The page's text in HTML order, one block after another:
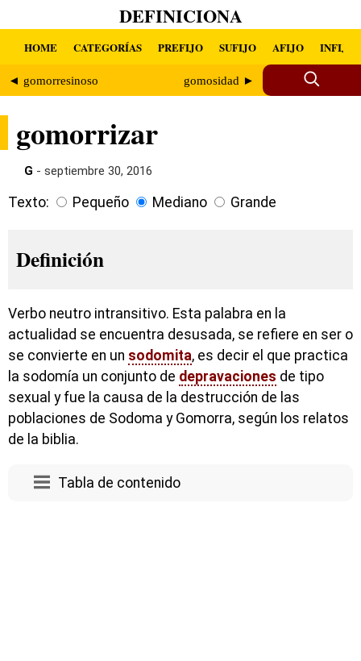
DEFINICIONA
HOME CATEGORÍAS PREFIJO SUFIJO AFIJO INFIJO
◄ gomorresinoso gomosidad ►
gomorrizar
G - septiembre 30, 2016
Texto: Pequeño Mediano Grande
Definición
Verbo neutro intransitivo. Esta palabra en la
actualidad se encuentra desusada, se refiere en ser o
se convierte en un sodomita, es decir el que practica
la sodomía un conjunto de depravaciones de tipo
sexual y fue la causa de la destrucción de las
poblaciones de Sodoma y Gomorra, según los relatos
de la biblia.
Tabla de contenido